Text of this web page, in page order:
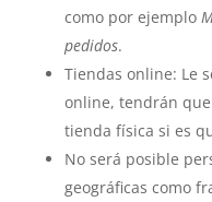
como por ejemplo
pedidos.
Tiendas online: Le
online, tendrán
tienda física si es
No será posible
geográficas como